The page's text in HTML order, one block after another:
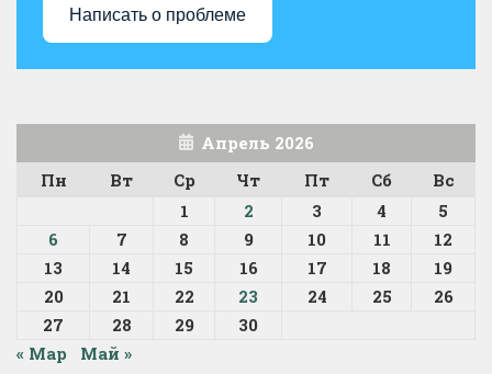
Написать о проблеме
Апрель 2026
Пн
Вт Ср Чт Пт Сб
Вс
1
2 3 4
5
6
7 8 9 10 11
12
13
14 15 16 17 18
19
20
21 22 23 24 25
26
27
28 29
30
« Мар
Май »